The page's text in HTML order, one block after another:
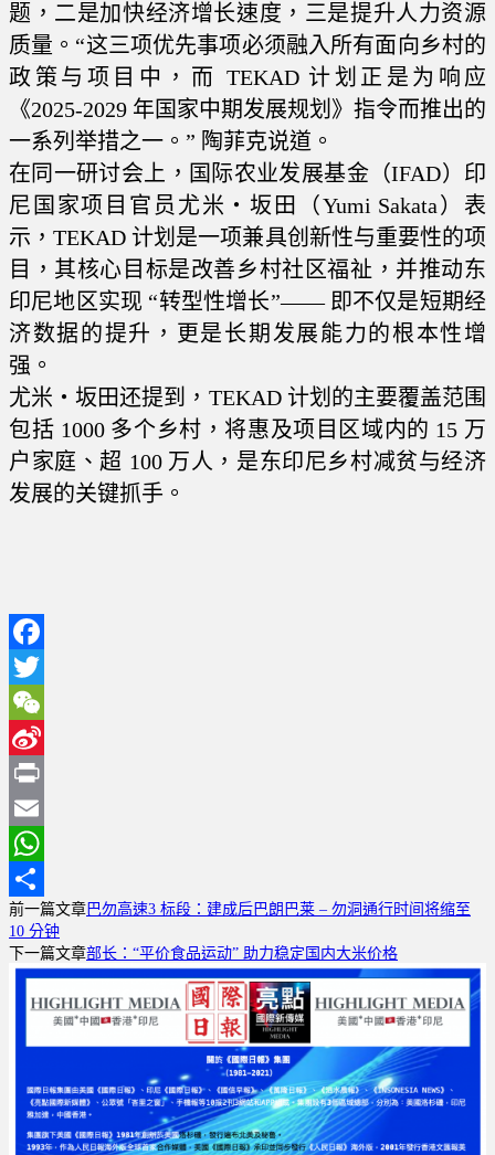
题，二是加快经济增长速度，三是提升人力资源
质量。“这三项优先事项必须融入所有面向乡村的
政策与项目中，而 TEKAD 计划正是为响应
《2025-2029 年国家中期发展规划》指令而推出的
一系列举措之一。” 陶菲克说道。
在同一研讨会上，国际农业发展基金（IFAD）印
尼国家项目官员尤米・坂田（Yumi Sakata）表
示，TEKAD 计划是一项兼具创新性与重要性的项
目，其核心目标是改善乡村社区福祉，并推动东
印尼地区实现 “转型性增长”—— 即不仅是短期经
济数据的提升，更是长期发展能力的根本性增
强。
尤米・坂田还提到，TEKAD 计划的主要覆盖范围
包括 1000 多个乡村，将惠及项目区域内的 15 万
户家庭、超 100 万人，是东印尼乡村减贫与经济
发展的关键抓手。
Facebook
Twitter
WeChat
Sina
Weibo
Print
Email
WhatsApp
分
享
前一篇文章巴勿高速3 标段：建成后巴朗巴莱 – 勿洞通行时间将缩至
10 分钟
下一篇文章部长：“平价食品运动” 助力稳定国内大米价格